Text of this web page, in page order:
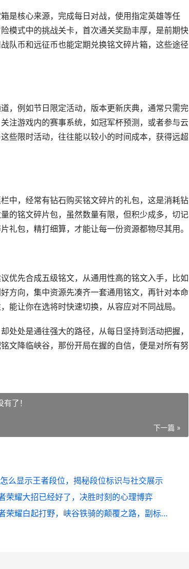
是核心来源，完成每日对战，使用指定英雄等任
模式中的挑战关卡，首次通关奖励丰厚，是前期快
队币和远征币也能定期兑换铭文碎片箱，这些途径
，例如节日限定活动，版本更新庆典，通常只需完
注游戏内的赛事系统，如冠军杯预测，或者参与云
些限时活动，往往能以较小的时间成本，获得远超
中，经常有钻石购买铭文碎片的礼包，这是消耗钻
的铭文碎片包，虽然数量有限，但积少成多，切记
礼包，精打细算，才能让每一份资源都物尽其用。
优先合成五级铭文，从通用性高的铭文入手，比如
好方向，集中资源先凑齐一套通用铭文，再针对本命
能让你在选将时快速切换，从容应对不同战局。
处处是通往强大的路径，从每日坚持到活动把握，
文降临峡谷，那份开局在握的自信，便是对所有努
有了！
下一篇 »
么显示王者段位，揭秘段位标识与社交展示
荣耀大招已经好了，决胜时刻的心理博弈
王者荣耀白起打野，峡谷铁骑的颠覆之路，副标题，肉刀与嘲讽的艺术交响